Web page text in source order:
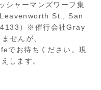
シャーマンズワーフ集
St., San
）※催行会社Gray
せんが、
でお待ちください。現
します。